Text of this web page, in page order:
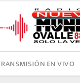
EN VIVO